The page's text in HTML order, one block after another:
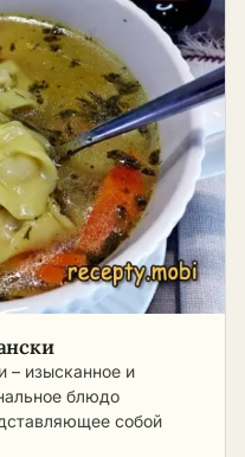
изысканное и
блюдо
собой